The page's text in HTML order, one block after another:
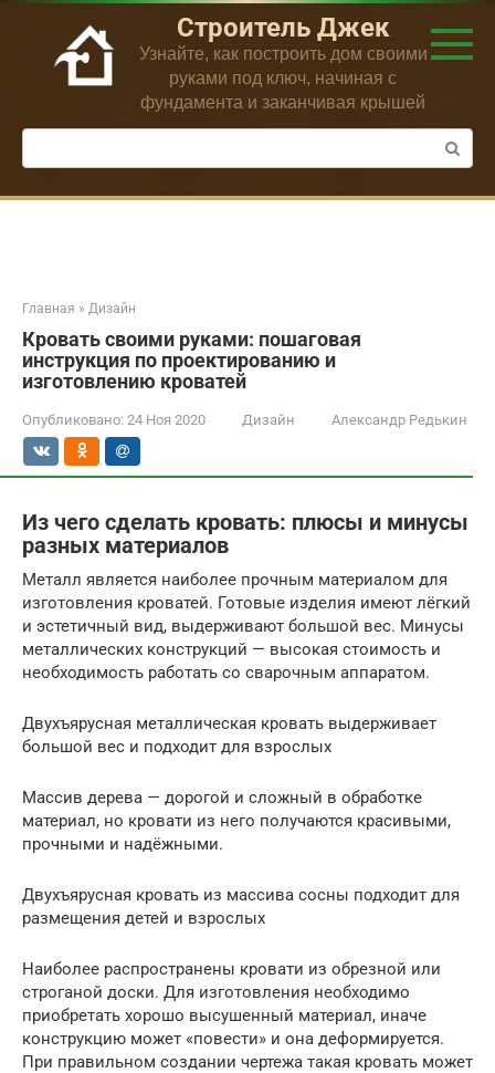
Перейти
контенту
Строитель Джек
Узнайте, как построить дом своими
руками под ключ, начиная с
фундамента и заканчивая крышей
Поиск:
Главная » Дизайн
Кровать своими руками: пошаговая
инструкция по проектированию и
изготовлению кроватей
Опубликовано: 24 Ноя 2020 Дизайн Александр Редькин
Из чего сделать кровать: плюсы и минусы
разных материалов
Металл является наиболее прочным материалом для
изготовления кроватей. Готовые изделия имеют лёгкий
и эстетичный вид, выдерживают большой вес. Минусы
металлических конструкций — высокая стоимость и
необходимость работать со сварочным аппаратом.
Двухъярусная металлическая кровать выдерживает
большой вес и подходит для взрослых
Массив дерева — дорогой и сложный в обработке
материал, но кровати из него получаются красивыми,
прочными и надёжными.
Двухъярусная кровать из массива сосны подходит для
размещения детей и взрослых
Наиболее распространены кровати из обрезной или
строганой доски. Для изготовления необходимо
приобретать хорошо высушенный материал, иначе
конструкцию может «повести» и она деформируется.
При правильном создании чертежа такая кровать может